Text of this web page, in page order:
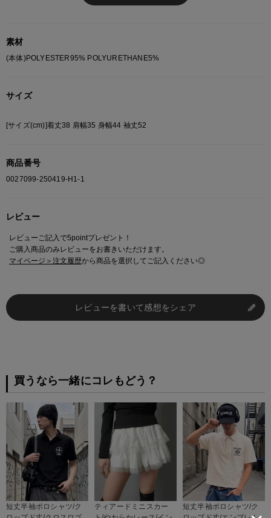
・トレンドカジュアル
す。
総柄の商品は使用している生地の部分によって 写真と異なる場合がございま
素材
(本体)POLYESTER95% POLYURETHANE5%
サイズ
[サイズ(cm)]着丈38 肩幅35 身幅44 袖丈52
商品番号
0027099-250419-H1-1
レビュー
レビューご記入で5pointプレゼント！
ご購入商品のみレビューをお書きいただけます。
マイページ＞注文履歴から商品を選択してご記入ください◎
レビューを書いて感想をシェア
買うなら一緒にコレもどう？
短丈半袖ポロシャツ/ク
ティアードミニスカー
短丈半袖ポロシャツ/ク